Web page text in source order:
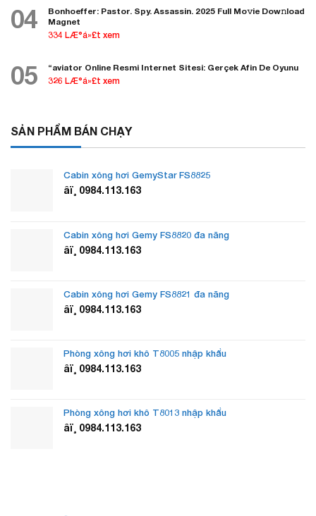
04
Bonhoeffer: Pastor. Spy. Assassin. 2025 Full Mo𝚟ie Dow𝚗load
Magnet
334 LÆ°á»£t xem
05
“aviator Online Resmi Internet Sitesi: Gerçek Afin De Oyunu
326 LÆ°á»£t xem
SẢN PHẨM BÁN CHẠY
Cabin xông hơi GemyStar FS8825
âï¸ 0984.113.163
Cabin xông hơi Gemy FS8820 đa năng
âï¸ 0984.113.163
Cabin xông hơi Gemy FS8821 đa năng
âï¸ 0984.113.163
Phòng xông hơi khô T8005 nhập khẩu
âï¸ 0984.113.163
Phòng xông hơi khô T8013 nhập khẩu
âï¸ 0984.113.163